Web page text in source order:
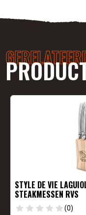
STYLE DE VIE
STEAKMESSEN RVS
(0)